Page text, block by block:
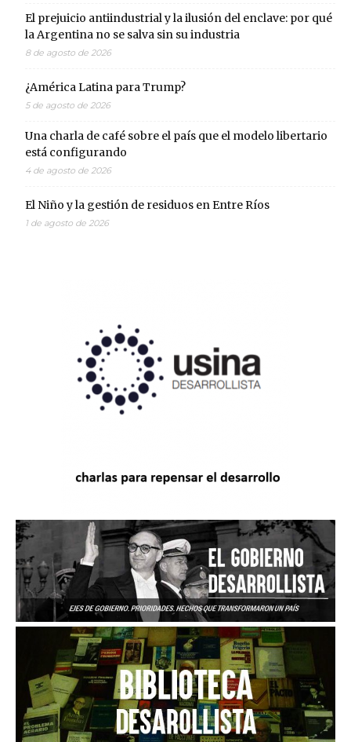
El prejuicio antiindustrial y la ilusión del enclave: por qué
la Argentina no se salva sin su industria
8 de agosto de 2026
¿América Latina para Trump?
5 de agosto de 2026
Una charla de café sobre el país que el modelo libertario
está configurando
4 de agosto de 2026
El Niño y la gestión de residuos en Entre Ríos
1 de agosto de 2026